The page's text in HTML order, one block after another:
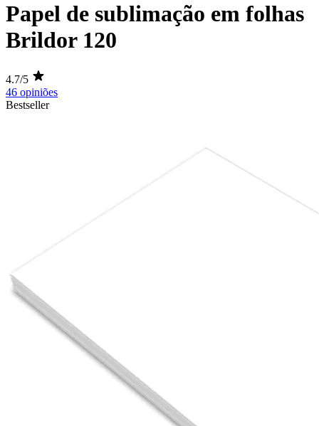
Papel de sublimação em folhas
Brildor 120
4.7/5
46 opiniões
Bestseller